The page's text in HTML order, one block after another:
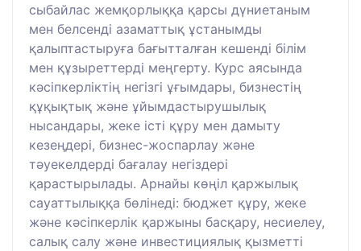
сыбайлас жемқорлыққа қарсы дүниетаным
мен белсенді азаматтық ұстанымды
қалыптастыруға бағытталған кешенді білім
мен құзыреттерді меңгерту. Курс аясында
кәсіпкерліктің негізгі ұғымдары, бизнестің
құқықтық және ұйымдастырушылық
нысандары, жеке істі құру мен дамыту
кезеңдері, бизнес-жоспарлау және
тәуекелдерді бағалау негіздері
қарастырылады. Арнайы көңіл қаржылық
сауаттылыққа бөлінеді: бюджет құру, жеке
және кәсіпкерлік қаржыны басқару, несиелеу,
салық салу және инвестициялық қызметті